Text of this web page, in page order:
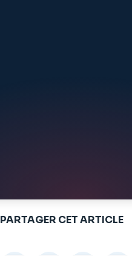
PARTAGER CET ARTICLE